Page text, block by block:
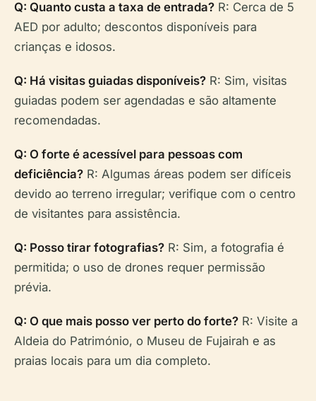
Q: Quanto custa a taxa de entrada? R: Cerca de 5
AED por adulto; descontos disponíveis para
crianças e idosos.
Q: Há visitas guiadas disponíveis? R: Sim, visitas
guiadas podem ser agendadas e são altamente
recomendadas.
Q: O forte é acessível para pessoas com
deficiência? R: Algumas áreas podem ser difíceis
devido ao terreno irregular; verifique com o centro
de visitantes para assistência.
Q: Posso tirar fotografias? R: Sim, a fotografia é
permitida; o uso de drones requer permissão
prévia.
Q: O que mais posso ver perto do forte? R: Visite a
Aldeia do Património, o Museu de Fujairah e as
praias locais para um dia completo.